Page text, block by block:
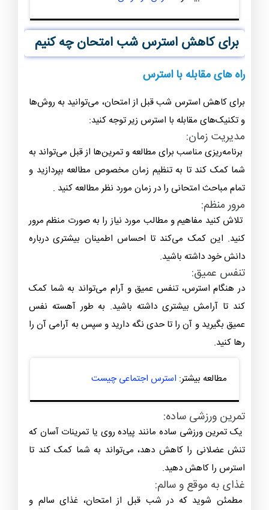
برای کاهش استرس شب امتحان چه کنیم
راه های مقابله با استرس
برای کاهش استرس شب قبل از امتحان، می‌توانید به روش‌ها
و تکنیک‌های مقابله با استرس زیر توجه کنید:
مدیریت زمان:
برنامه‌ریزی مناسب برای مطالعه و تمرین‌ها از قبل می‌تواند به
شما کمک کند تا به تنظیم زمان مخصوص مطالعه بپردازید و
تمام مباحث امتحانی را در زمان مورد نظر مطالعه کنید .
مرور منظم:
تلاش کنید مفاهیم و مطالب مورد نیاز را به صورت منظم مرور
کنید. این کمک می‌کند تا احساس اطمینان بیشتری درباره
دانش خود داشته باشید.
تنفس عمیق:
در هنگام استرس، تنفس عمیق و آرام می‌تواند به شما کمک
کند تا آرامش بیشتری داشته باشید. به طور آهسته نفس
عمیق بگیرید و آن را تا حدی نگه دارید و سپس به آرامی آن را
رها کنید.
مطالعه بیشتر: استرس اجتماعی چیست
تمرین ورزشی ساده:
یک تمرین ورزشی ساده مانند پیاده روی یا تمرینات آسان که
تنش عضلانی را کاهش دهد، می‌تواند به شما کمک کند تا
استرس را کاهش دهید.
غذای به موقع و سالم:
مطمئن شوید که در شب قبل از امتحان، غذای سالم و